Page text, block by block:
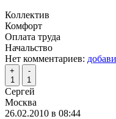
Коллектив
Комфорт
Оплата труда
Начальство
Нет комментариев:
+
1
-
1
Сергей
Москва
26.02.2010 в 08:44